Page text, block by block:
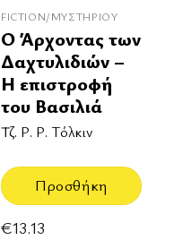
FICTION/ΜΥΣΤΗΡΊΟΥ
Ο Άρχοντας των
Δαχτυλιδιών –
Η επιστροφή
του Βασιλιά
Τζ. Ρ. Ρ. Τόλκιν
Προσθήκη
€13.13